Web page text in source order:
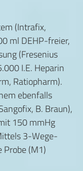
(Intrafix,
ml DEHP-freier,
(Fresenius
I.E. Heparin
Ratiopharm).
ebenfalls
B. Braun),
150 mmHg
3-Wege-
Probe (M1)